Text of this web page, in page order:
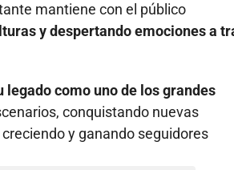
mantiene con el público
y despertando emociones a
como uno de los grandes
conquistando nuevas
y ganando seguidores